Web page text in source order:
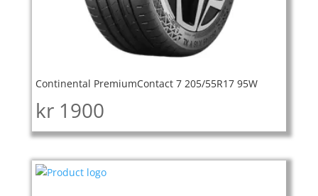
Continental PremiumContact 7 205/55R17 95W
kr 1900